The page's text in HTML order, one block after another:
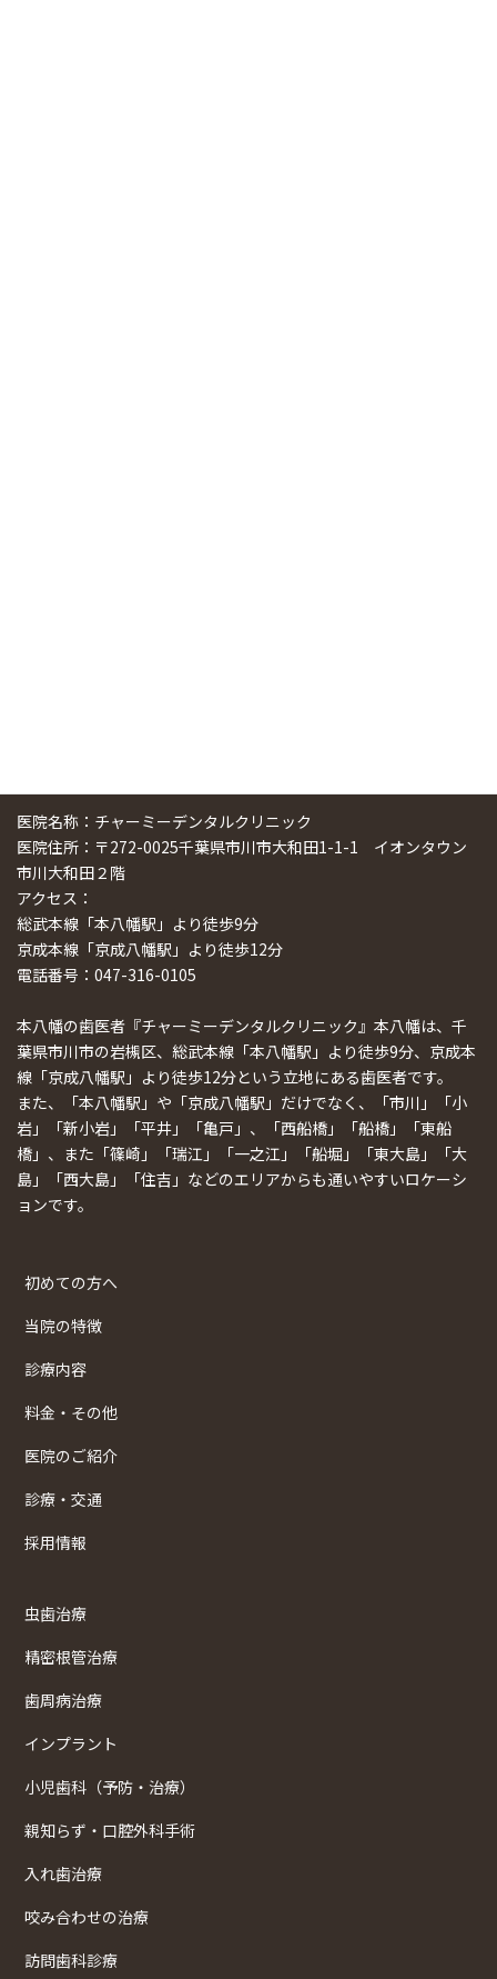
医院名称：チャーミーデンタルクリニック
医院住所：〒272-0025千葉県市川市大和田1-1-1 イオンタウン
市川大和田２階
アクセス：
総武本線「本八幡駅」より徒歩9分
京成本線「京成八幡駅」より徒歩12分
電話番号：047-316-0105
本八幡の歯医者『チャーミーデンタルクリニック』本八幡は、千
葉県市川市の岩槻区、総武本線「本八幡駅」より徒歩9分、京成本
線「京成八幡駅」より徒歩12分という立地にある歯医者です。
また、「本八幡駅」や「京成八幡駅」だけでなく、「市川」「小
岩」「新小岩」「平井」「亀戸」、「西船橋」「船橋」「東船
橋」、また「篠崎」「瑞江」「一之江」「船堀」「東大島」「大
島」「西大島」「住吉」などのエリアからも通いやすいロケーシ
ョンです。
初めての方へ
当院の特徴
診療内容
料金・その他
医院のご紹介
診療・交通
採用情報
虫歯治療
精密根管治療
歯周病治療
インプラント
小児歯科（予防・治療）
親知らず・口腔外科手術
入れ歯治療
咬み合わせの治療
訪問歯科診療